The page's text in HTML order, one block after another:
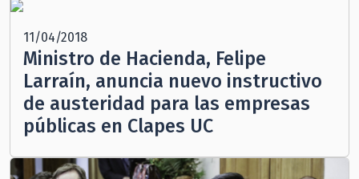
11/04/2018
Ministro de Hacienda, Felipe
Larraín, anuncia nuevo instructivo
de austeridad para las empresas
públicas en Clapes UC